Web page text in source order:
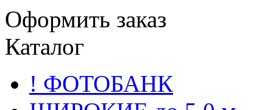
Оформить заказ
Каталог
! ФОТОБАНК